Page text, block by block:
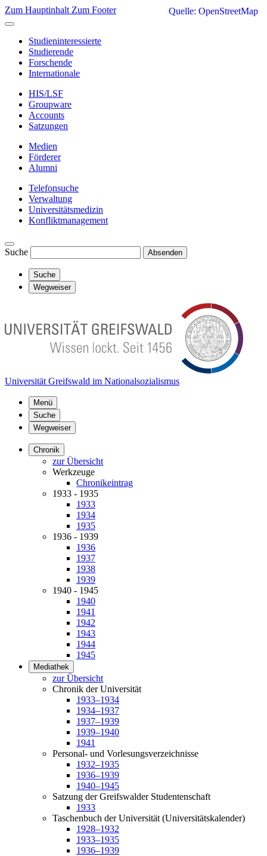
Zum Hauptinhalt Zum Footer
Studieninteressierte
Studierende
Forschende
Internationale
HIS/LSF
Groupware
Accounts
Satzungen
Medien
Förderer
Alumni
Telefonsuche
Verwaltung
Universitätsmedizin
Konfliktmanagement
Suche Absenden
Suche
Wegweiser
Universität Greifswald im Nationalsozialismus
Menü
Suche
Wegweiser
Chronik
zur Übersicht
Werkzeuge
Chronikeintrag
1933 - 1935
1933
1934
1935
1936 - 1939
1936
1937
1938
1939
1940 - 1945
1940
1941
1942
1943
1944
1945
Mediathek
zur Übersicht
Chronik der Universität
1933–1934
1934–1937
1937–1939
1939–1940
1941
Personal- und Vorlesungsverzeichnisse
1932–1935
1936–1939
1940–1945
Satzung der Greifswalder Studentenschaft
1933
Taschenbuch der Universität (Universitätskalender)
1928–1932
1933–1935
1936–1939
Quelle: OpenStreetMap